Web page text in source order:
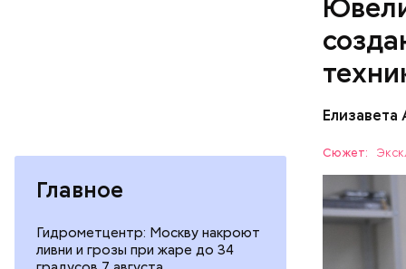
Главное
Гидрометцентр: Москву накроют
ливни и грозы при жаре до 34
Сюжет:
Позднее
после
самых